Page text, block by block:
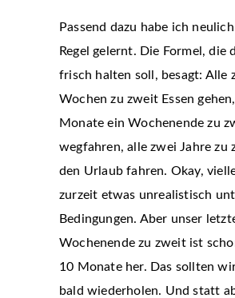
Passend dazu habe ich
Regel gelernt. Die Formel, die
frisch halten soll, besagt: Alle
Wochen zu zweit Essen
Monate ein Wochenende zu
wegfahren, alle zwei Jahre zu
den Urlaub fahren. Okay,
zurzeit etwas unrealistisch
Bedingungen. Aber unser
Wochenende zu zweit ist
10 Monate her. Das sollten
bald wiederholen. Und statt